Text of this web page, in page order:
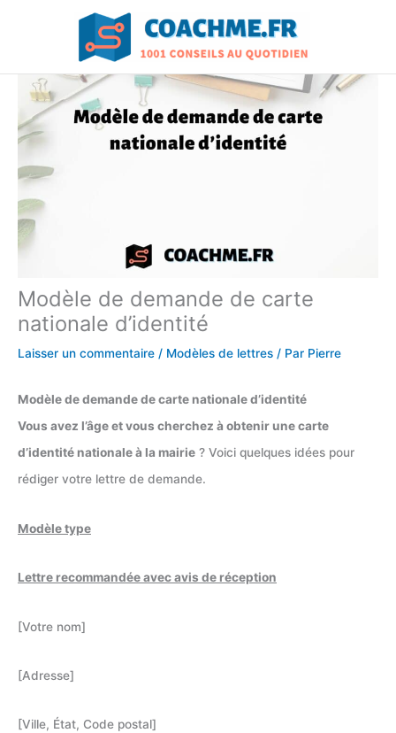
Modèle de demande de carte
nationale d’identité
Laisser un commentaire / Modèles de lettres / Par Pierre
Modèle de demande de carte nationale d’identité
Vous avez l’âge et vous cherchez à obtenir une carte
d’identité nationale à la mairie ? Voici quelques idées pour
rédiger votre lettre de demande.
Modèle type
Lettre recommandée avec avis de réception
[Votre nom]
[Adresse]
[Ville, État, Code postal]